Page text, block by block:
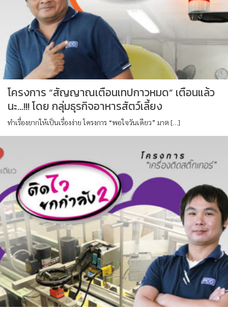
โครงการ “สัญญาณเตือนเทปกาวหมด” เตือนแล้ว
นะ…!!! โดย กลุ่มธุรกิจอาหารสัตว์เลี้ยง
ทำเรื่องยากให้เป็นเรื่องง่าย โครงการ “พอใจวันเดียว” มาต […]